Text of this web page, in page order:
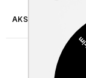
AKSESUAR ONARIMI